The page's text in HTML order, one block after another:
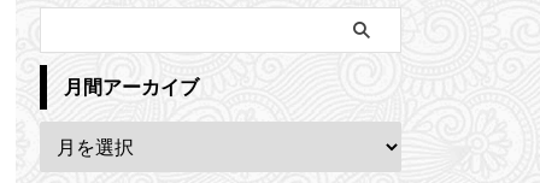
月間アーカイブ